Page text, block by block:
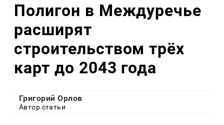
Полигон в Междуречье
расширят
строительством трёх
карт до 2043 года
Григорий Орлов
Автор статьи